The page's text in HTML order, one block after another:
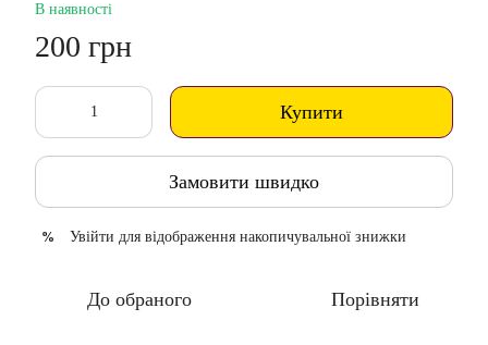
В наявності
200 грн
Купити
Замовити швидко
% Увійти для відображення накопичувальної знижки
До обраного Порівняти